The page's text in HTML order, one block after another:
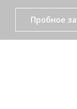
Пробное